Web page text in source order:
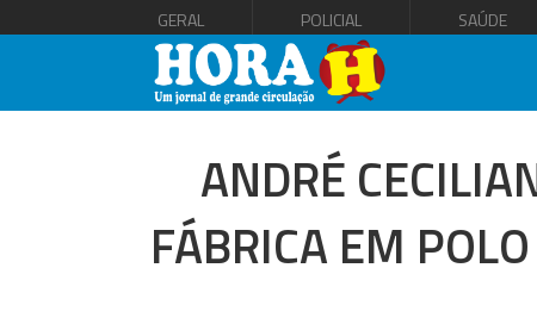
GERAL POLICIAL SAÚDE
ANDRÉ
FÁBRICA EM